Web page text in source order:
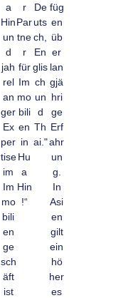
a
Hin
un
d
jah
rel
an
ger
Ex
per
tise
im
Im
mo
bili
en
ge
sch
äft
ist
r
Par
tne
r
für
Im
mo
bili
en
in
Hu
a
Hin
!“
De
uts
ch,
En
glis
ch
un
d
Th
ai."
füg
en
üb
er
lan
gjä
hri
ge
Erf
ahr
un
g.
In
Asi
en
gilt
ein
hö
her
es